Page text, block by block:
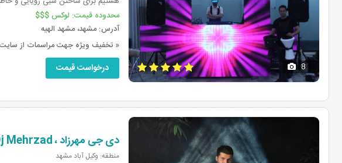
8
محدوده قیمت: لوکس $$$
آدرس:مشهد، مشهد الهیه
« تخفیف ویژه جهت مراسمات از سایت
درخواست قیمت
دی جی مهرزاد ، Dj Mehrzad مشهد
منطقه: وکیل آباد مشهد